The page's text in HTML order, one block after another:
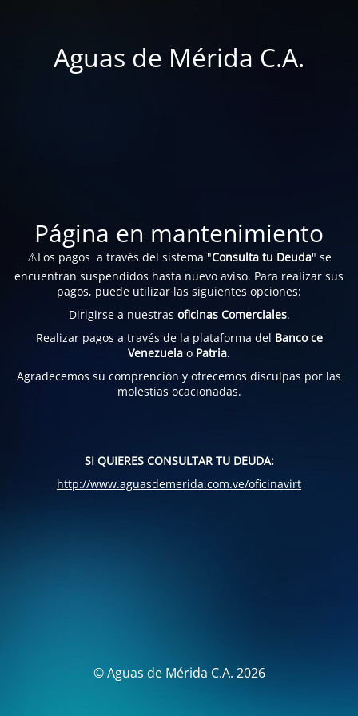
Aguas de Mérida C.A.
Página en mantenimiento
⚠️Los pagos a través del sistema "Consulta tu Deuda" se
encuentran suspendidos hasta nuevo aviso. Para realizar sus
pagos, puede utilizar las siguientes opciones:
Dirigirse a nuestras oficinas Comerciales.
Realizar pagos a través de la plataforma del Banco ce
Venezuela o Patria.
Agradecemos su comprención y ofrecemos disculpas por las
molestias ocacionadas.
SI QUIERES CONSULTAR TU DEUDA:
http://www.aguasdemerida.com.ve/oficinavirt
© Aguas de Mérida C.A. 2026